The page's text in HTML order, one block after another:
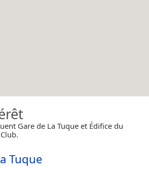
Gare de La Tuque et Édifice du
Tuque